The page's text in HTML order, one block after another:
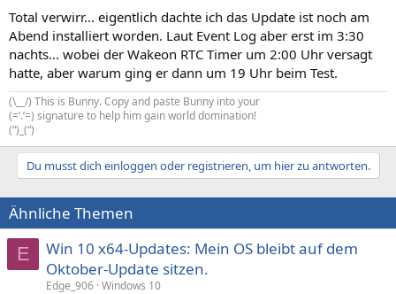
Total verwirr... eigentlich dachte ich das Update ist noch am
Abend installiert worden. Laut Event Log aber erst im 3:30
nachts... wobei der Wakeon RTC Timer um 2:00 Uhr versagt
hatte, aber warum ging er dann um 19 Uhr beim Test.
(\__/) This is Bunny. Copy and paste Bunny into your
(=’.’=) signature to help him gain world domination!
(“)_(“)
Du musst dich einloggen oder registrieren, um hier zu antworten.
Ähnliche Themen
E
Win 10 x64-Updates: Mein OS bleibt auf dem
Oktober-Update sitzen.
Edge_906 Windows 10